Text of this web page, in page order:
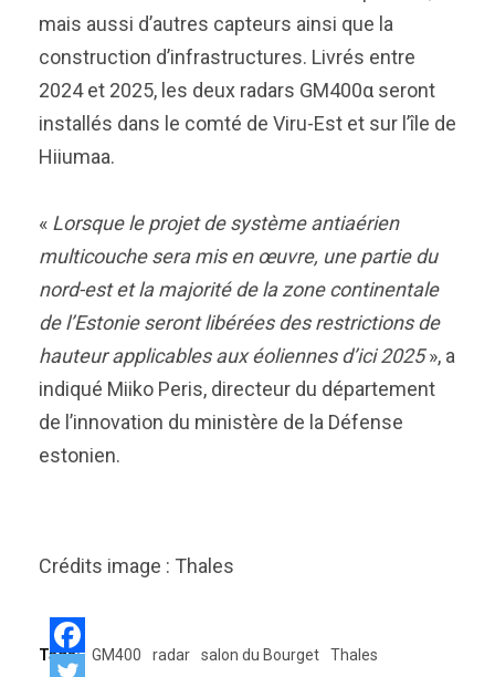
mais aussi d’autres capteurs ainsi que la
construction d’infrastructures. Livrés entre
2024 et 2025, les deux radars GM400α seront
installés dans le comté de Viru-Est et sur l’île de
Hiiumaa.
« Lorsque le projet de système antiaérien
multicouche sera mis en œuvre, une partie du
nord-est et la majorité de la zone continentale
de l’Estonie seront libérées des restrictions de
hauteur applicables aux éoliennes d’ici 2025», a
indiqué Miiko Peris, directeur du département
de l’innovation du ministère de la Défense
estonien.
Crédits image : Thales
Tags: GM400 radar salon du Bourget Thales